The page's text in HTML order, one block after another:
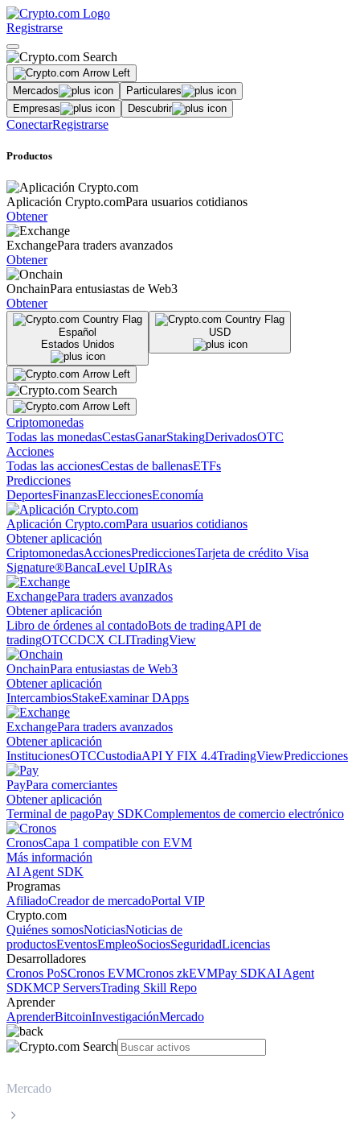
Registrarse
Mercados
Particulares
Empresas
Descubrir
ConectarRegistrarse
Productos
Aplicación Crypto.comPara usuarios cotidianos
Obtener
ExchangePara traders avanzados
Obtener
OnchainPara entusiastas de Web3
Obtener
Español
Estados Unidos
USD
Criptomonedas
Todas las monedasCestasGanarStakingDerivadosOTC
Acciones
Todas las accionesCestas de ballenasETFs
Predicciones
DeportesFinanzasEleccionesEconomía
Aplicación Crypto.comPara usuarios cotidianos
Obtener aplicación
CriptomonedasAccionesPrediccionesTarjeta de crédito Visa
Signature®BancaLevel UpIRAs
ExchangePara traders avanzados
Obtener aplicación
Libro de órdenes al contadoBots de tradingAPI de
tradingOTCCDCX CLITradingView
OnchainPara entusiastas de Web3
Obtener aplicación
IntercambiosStakeExaminar DApps
ExchangePara traders avanzados
Obtener aplicación
InstitucionesOTCCustodiaAPI Y FIX 4.4TradingViewPredicciones
PayPara comerciantes
Obtener aplicación
Terminal de pagoPay SDKComplementos de comercio electrónico
CronosCapa 1 compatible con EVM
Más información
AI Agent SDK
Programas
AfiliadoCreador de mercadoPortal VIP
Crypto.com
Quiénes somosNoticiasNoticias de
productosEventosEmpleoSociosSeguridadLicencias
Desarrolladores
Cronos PoSCronos EVMCronos zkEVMPay SDKAI Agent
SDKMCP ServersTrading Skill Repo
Aprender
AprenderBitcoinInvestigaciónMercado
Mercado